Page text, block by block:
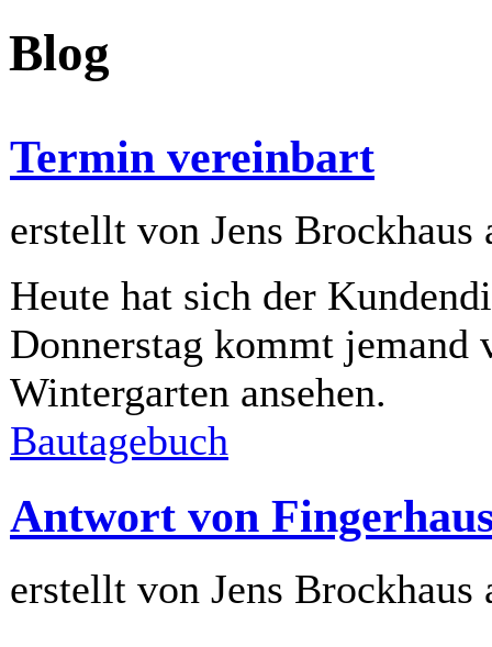
Blog
Termin vereinbart
erstellt von Jens Brockhaus
Heute hat sich der
Donnerstag kommt
Wintergarten ansehen.
Bautagebuch
Antwort von
erstellt von Jens Brockhaus